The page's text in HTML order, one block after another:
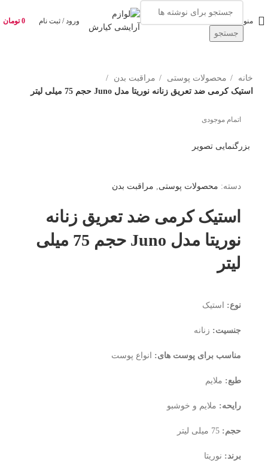
منو
جستجو
ورود / ثبت نام 0 تومان
خانه محصولات پوستی
مراقبت بدن
استیک کرمی ضد تعریق زنانه نوریتا مدل Juno حجم 75 میلی لیتر
اتمام موجودی
بزرگنمایی تصویر
دسته: محصولات پوستی مراقبت بدن
استیک کرمی ضد تعریق زنانه
نوریتا مدل Juno حجم 75 میلی
لیتر
نوع: استیک
جنسیت: زنانه
مناسب برای پوست های: انواع پوست
طبع: ملایم
رایحه: ملایم و خوشبو
حجم:
برند: نوریتا